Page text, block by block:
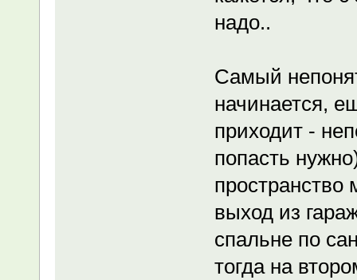
надо..
Самый
начинается,
приходит -
попасть
пространство
выход из
спальне по
тогда на